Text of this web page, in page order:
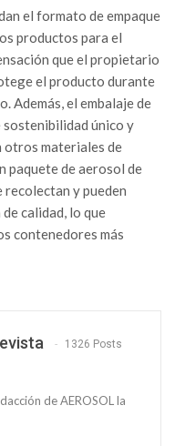
el formato de empaque
productos para el
que el propietario
el producto durante
Además, el embalaje de
único y
otros materiales de
paquete de aerosol de
recolectan y pueden
calidad, lo que
contenedores más
1326 Posts
de AEROSOL la